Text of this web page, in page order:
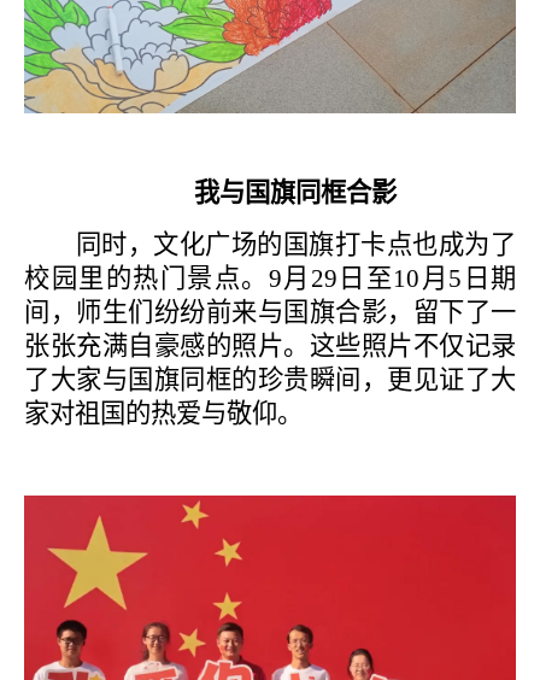
我与国旗同框合影
同时，文化广场的国旗打卡点也成为了
校园里的热门景点。 9月29日至10月5日期
间，师生们纷纷前来与国旗合影，留下了一
张张充满自豪感的照片。这些照片不仅记录
了大家与国旗同框的珍贵瞬间，更见证了大
家对祖国的热爱与敬仰。